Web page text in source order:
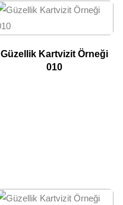
Güzellik Kartvizit Örneği
010